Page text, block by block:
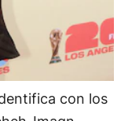
con los